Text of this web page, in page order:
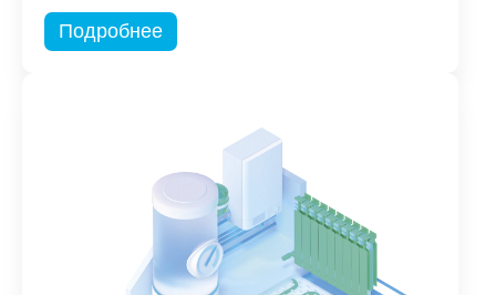
Подробнее